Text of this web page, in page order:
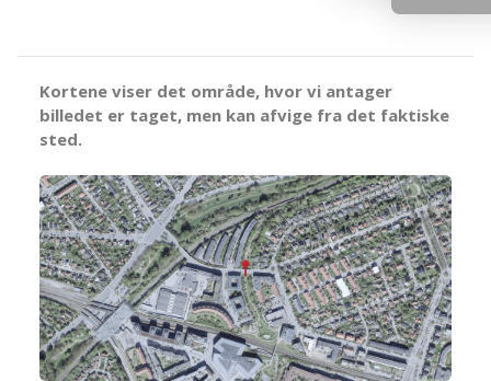
Kortene viser det område, hvor vi antager
billedet er taget, men kan afvige fra det faktiske
sted.